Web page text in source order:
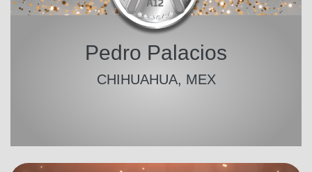
Pedro Palacios
CHIHUAHUA, MEX